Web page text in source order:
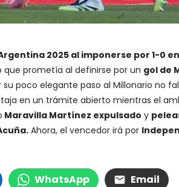
2025 al imponerse por 1-0
prometía al definirse por un gol de
poco elegante paso al Millonario no
en un trámite abierto mientras el
Maravilla Martínez expulsado y
Ahora, el vencedor irá por
WhatsApp Email